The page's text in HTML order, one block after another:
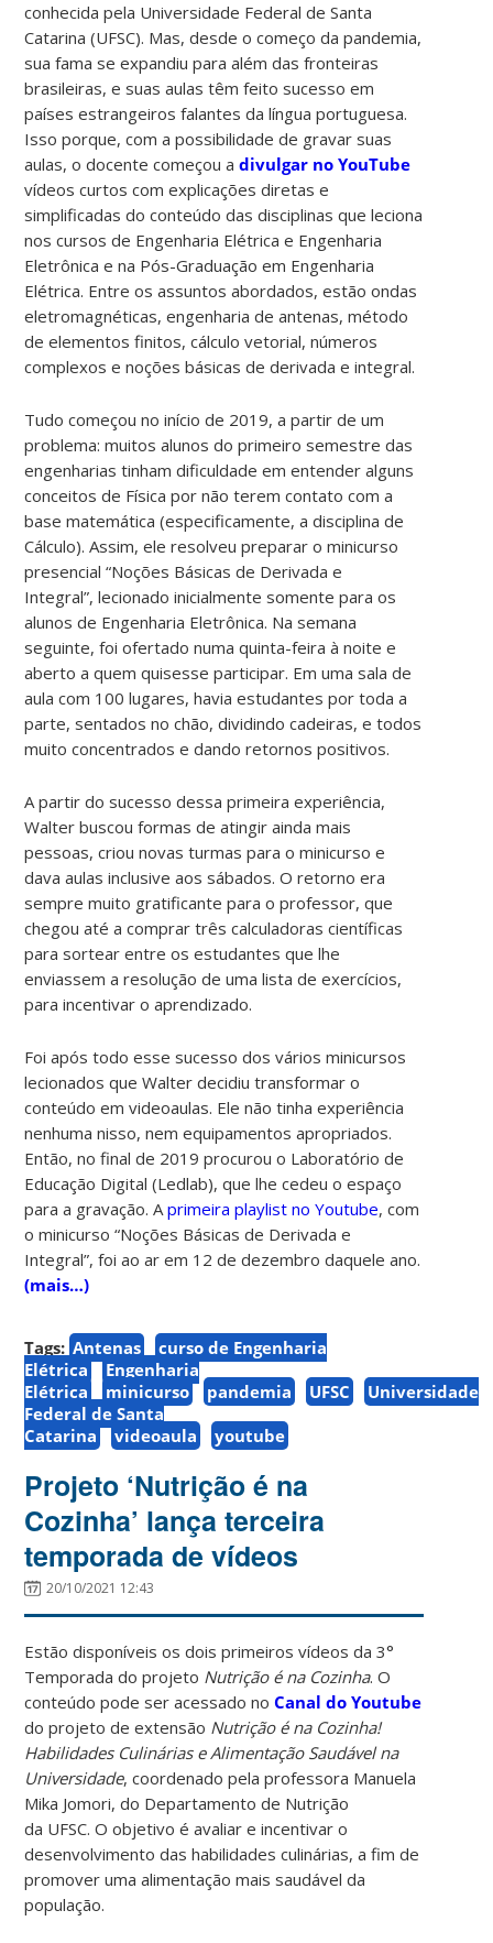
conhecida pela Universidade Federal de Santa
Catarina (UFSC). Mas, desde o começo da pandemia,
sua fama se expandiu para além das fronteiras
brasileiras, e suas aulas têm feito sucesso em
países estrangeiros falantes da língua portuguesa.
Isso porque, com a possibilidade de gravar suas
aulas, o docente começou adivulgar no YouTube
vídeos curtos com explicações diretas e
simplificadas do conteúdo das disciplinas que leciona
nos cursos de Engenharia Elétrica e Engenharia
Eletrônica e na Pós-Graduação em Engenharia
Elétrica. Entre os assuntos abordados, estão ondas
eletromagnéticas, engenharia de antenas, método
de elementos finitos, cálculo vetorial, números
complexos e noções básicas de derivada e integral.
Tudo começou no início de 2019, a partir de um
problema: muitos alunos do primeiro semestre das
engenharias tinham dificuldade em entender alguns
conceitos de Física por não terem contato com a
base matemática (especificamente, a disciplina de
Cálculo). Assim, ele resolveu preparar o minicurso
presencial “Noções Básicas de Derivada e
Integral”,lecionado inicialmente somente para os
alunos de Engenharia Eletrônica. Na semana
seguinte, foi ofertado numa quinta-feira à noite e
aberto a quem quisesse participar. Em uma sala de
aula com 100 lugares, havia estudantes por toda a
parte, sentados no chão, dividindo cadeiras, e todos
muito concentrados e dando retornos positivos.
A partir do sucesso dessa primeira experiência,
Walter buscou formas de atingir ainda mais
pessoas, criou novas turmas para o minicurso e
dava aulas inclusive aos sábados. O retorno era
sempre muito gratificante para o professor, que
chegou até a comprar três calculadoras científicas
para sortear entre os estudantes que lhe
enviassem a resolução de uma lista de exercícios,
para incentivar o aprendizado.
Foi após todo esse sucesso dos vários minicursos
lecionados que Walter decidiu transformar o
conteúdo em videoaulas. Ele não tinha experiência
nenhuma nisso, nem equipamentos apropriados.
Então, no final de 2019 procurou o Laboratório de
Educação Digital (Ledlab), que lhe cedeu o espaço
para a gravação. Aprimeira playlist no Youtube, com
o minicurso “Noções Básicas de Derivada e
Integral”, foi ao ar em 12 de dezembro daquele ano.
(mais…)
Tags: Antenas
curso de Engenharia
Elétrica
Engenharia
Elétrica
minicurso pandemia UFSC
Universidade
Federal de Santa
Catarina
videoaula youtube
Projeto ‘Nutrição é na
Cozinha’ lança terceira
temporada de vídeos
20/10/2021 12:43
Estão disponíveis os dois primeiros vídeos da 3°
Temporada do projeto Nutrição é na Cozinha. O
conteúdo pode ser acessado noCanal do Youtube
do projeto de extensão Nutrição é na Cozinha!
Habilidades Culinárias e Alimentação Saudável na
Universidade, coordenado pela professora Manuela
Mika Jomori, do Departamento de Nutrição
da UFSC. O objetivo é avaliar e incentivar o
desenvolvimento das habilidades culinárias, a fim de
promover uma alimentação mais saudável da
população.